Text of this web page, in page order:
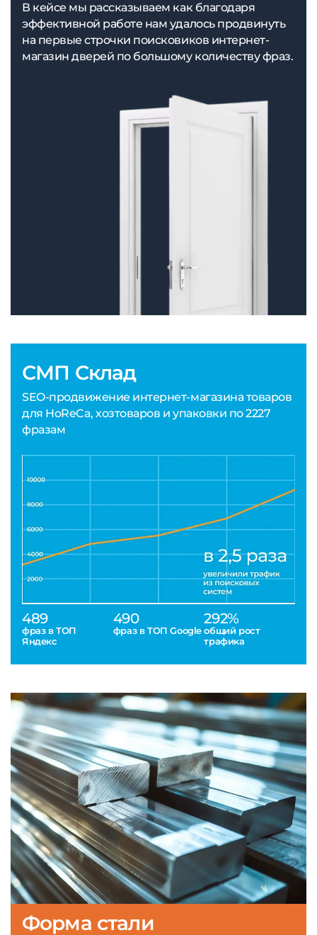
СМП Склад
SEO-продвижение интернет-магазина товаров
для HoReCa, хозтоваров и упаковки по 2227
фразам
489
фраз в ТОП
Яндекс
490
фраз в ТОП Google
292%
общий рост
трафика
В кейсе мы рассказываем как благодаря
эффективной работе нам удалось продвинуть
на первые строчки поисковиков интернет-
магазин дверей по большому количеству фраз.
Форма стали